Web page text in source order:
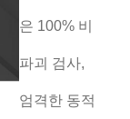
은 100% 비
파괴 검사,
엄격한 동적